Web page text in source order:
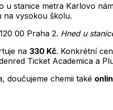
u stanice metra Karlovo
na vysokou školu.
120 00 Praha 2. Hned u
na 330 Kč. Konkrétní
Ticket Academica a
doučujeme chemii také